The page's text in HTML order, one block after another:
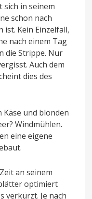
sich in seinem
schon nach
Kein Einzelfall,
nach einem Tag
die Strippe. Nur
Auch dem
dies des
Käse und blonden
Windmühlen.
eine eigene
an seinem
optimiert
verkürzt. Je nach